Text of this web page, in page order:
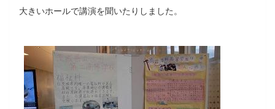
大きいホールで講演を聞いたりしました。